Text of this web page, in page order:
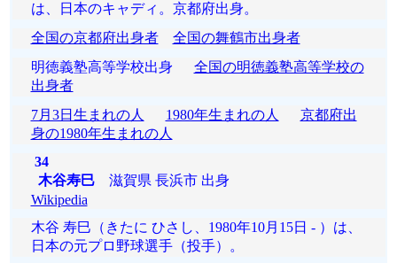
は、日本のキャディ。京都府出身。
全国の京都府出身者
全国の舞鶴市出身者
明徳義塾高等学校出身 全国の明徳義塾高等学校の
出身者
7月3日生まれの人
1980年生まれの人
京都府出
身の1980年生まれの人
34
木谷寿巳滋賀県 長浜市 出身
Wikipedia
木谷 寿巳（きたに ひさし、1980年10月15日 - ）は、
日本の元プロ野球選手（投手）。